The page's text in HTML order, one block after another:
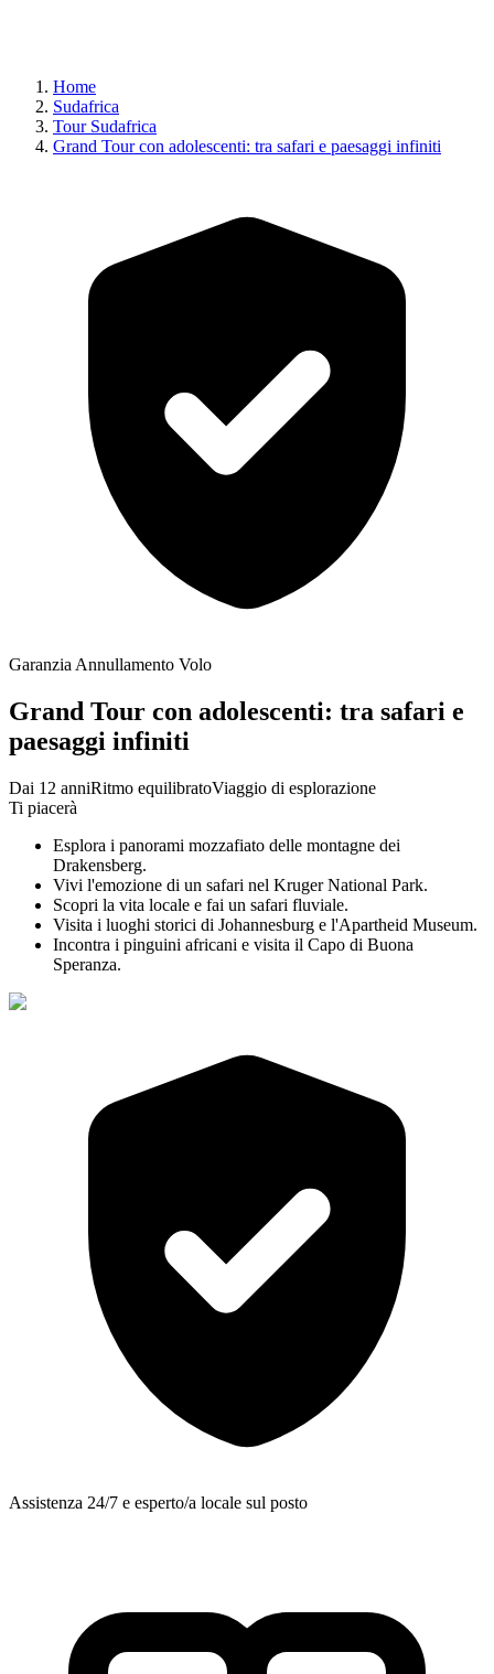
Home
Sudafrica
Tour Sudafrica
Grand Tour con adolescenti: tra safari e paesaggi infiniti
Garanzia Annullamento Volo
Grand Tour con adolescenti: tra safari e
paesaggi infiniti
Dai 12 anniRitmo equilibratoViaggio di esplorazione
Ti piacerà
Esplora i panorami mozzafiato delle montagne dei
Drakensberg.
Vivi l'emozione di un safari nel Kruger National Park.
Scopri la vita locale e fai un safari fluviale.
Visita i luoghi storici di Johannesburg e l'Apartheid Museum.
Incontra i pinguini africani e visita il Capo di Buona
Speranza.
Assistenza 24/7 e esperto/a locale sul posto